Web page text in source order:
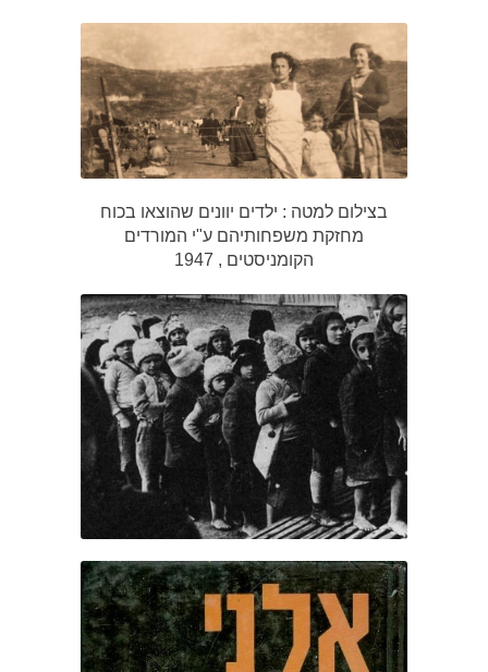
בצילום למטה : ילדים יוונים שהוצאו בכוח
מחזקת משפחותיהם ע"י המורדים
הקומניסטים , 1947